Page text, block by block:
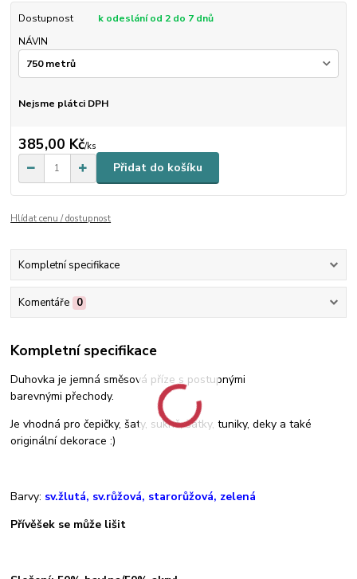
Dostupnost
k odeslání od 2 do 7 dnů
NÁVIN
Nejsme plátci DPH
385,00 Kč/ks
Přidat do košíku
Hlídat cenu / dostupnost
Kompletní specifikace
Komentáře 0
Kompletní specifikace
Duhovka je jemná směsová příze s postupnými
barevnými přechody.
Je vhodná pro čepičky, šaty, sukně, šátky, tuniky, deky a také
originální dekorace :)
Barvy: sv.žlutá, sv.růžová, starorůžová, zelená
Přívěšek se může lišit